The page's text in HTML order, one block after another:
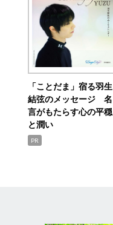
「ことだま」宿る羽生
結弦のメッセージ 名
言がもたらす心の平穏
と潤い
PR